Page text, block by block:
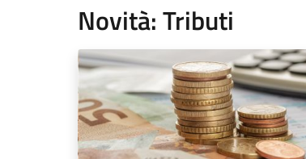
Novità: Tributi